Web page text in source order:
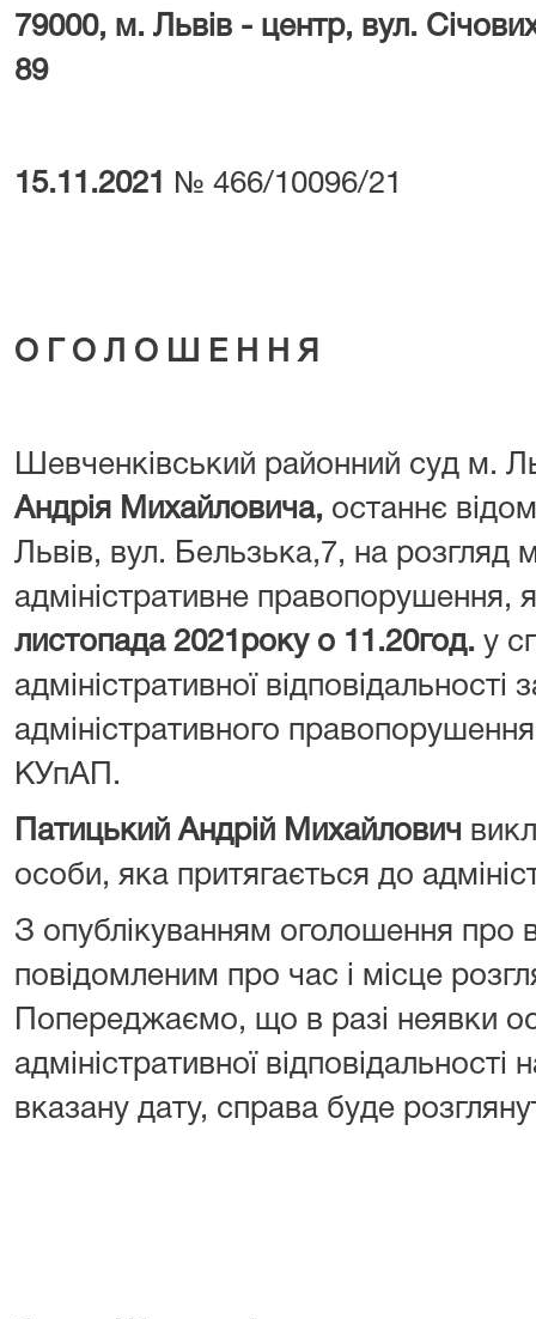
79000, м. Львів - центр, вул.
89
15.11.2021 № 466/10096/21
О Г О Л О Ш Е Н Н Я
Шевченківський районний суд м.
Андрія Михайловича, останнє
Львів, вул. Бельзька,7, на розгляд
адміністративне правопорушення,
листопада 2021року о 11.20год. у
адміністративної відповідальності
адміністративного
КУпАП.
Патицький Андрій Михайлович
особи, яка притягається до
З опублікуванням оголошення про
повідомленим про час і місце
Попереджаємо, що в разі неявки
адміністративної відповідальності
вказану дату, справа буде